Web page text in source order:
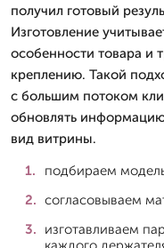
получил готовый
Изготовление
особенности товара и
креплению. Такой
с большим потоком
обновлять
вид витрины.
подбираем
согласовываем
изготавливаем